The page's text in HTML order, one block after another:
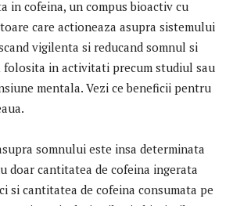
in cofeina, un compus bioactiv cu
care actioneaza asupra sistemului
vigilenta si reducand somnul si
folosita in activitati precum studiul sau
mentala. Vezi ce beneficii pentru
somnului este insa determinata
doar cantitatea de cofeina ingerata
si cantitatea de cofeina consumata pe